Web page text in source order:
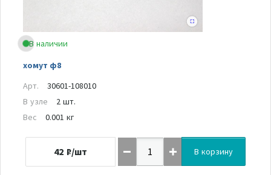
В наличии
хомут ф8
Арт.
30601-108010
В узле
2 шт.
Вес
0.001 кг
42 ₽/шт В корзину